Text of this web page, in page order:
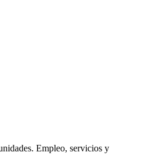
Empleo, servicios y